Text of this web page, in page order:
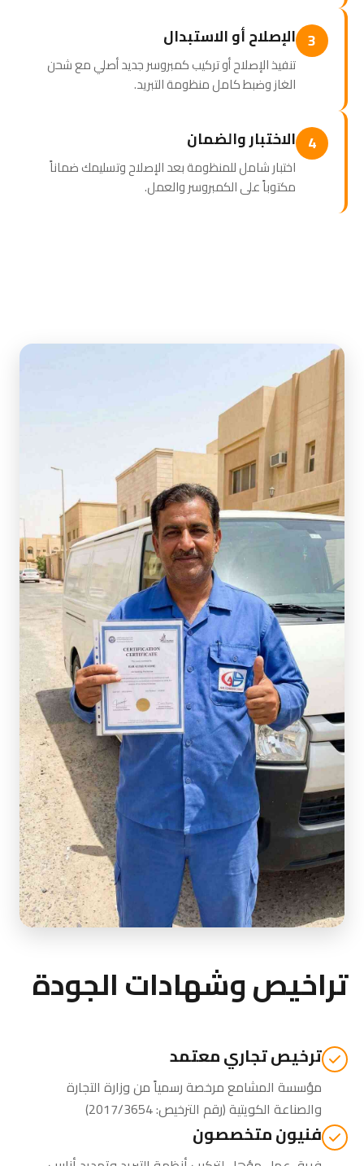
3 الإصلاح أو الاستبدال
تنفيذ الإصلاح أو تركيب كمبروسر جديد أصلي مع شحن
الغاز وضبط كامل منظومة التبريد.
4 الاختبار والضمان
اختبار شامل للمنظومة بعد الإصلاح وتسليمك ضماناً
مكتوباً على الكمبروسر والعمل.
تراخيص وشهادات الجودة
ترخيص تجاري معتمد
مؤسسة المشامع مرخصة رسمياً منوزارة التجارة
والصناعة الكويتية(رقم الترخيص: 2017/3654)
فنيون متخصصون